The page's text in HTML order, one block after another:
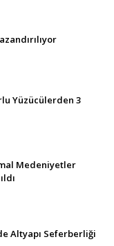
Yüzücülerden 3
Medeniyetler
Altyapı Seferberliği